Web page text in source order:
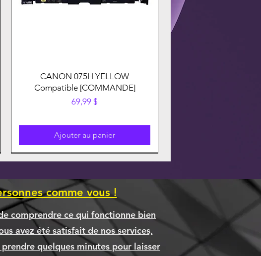
CANON 075H YELLOW
Compatible [COMMANDE]
Prix
69,99 $
Ajouter au panier
comme vous !
comprendre ce qui fonctionne bien
avez été satisfait de nos services,
quelques minutes pour laisser